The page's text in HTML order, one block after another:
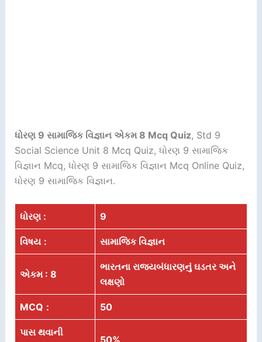
ધોરણ 9 સામાજિક વિજ્ઞાન એકમ 8 Mcq Quiz, Std 9
Social Science Unit 8 Mcq Quiz, ધોરણ 9 સામાજિક
વિજ્ઞાન Mcq, ધોરણ 9 સામાજિક વિજ્ઞાન Mcq Online Quiz,
ધોરણ 9 સામાજિક વિજ્ઞાન.
ધોરણ : 9
વિષય : સામાજિક વિજ્ઞાન
એકમ : 8
ભારતના રાજ્યબંધારણનું ઘડતર અને
લક્ષણો
MCQ : 50
પાસ થવાની
50%